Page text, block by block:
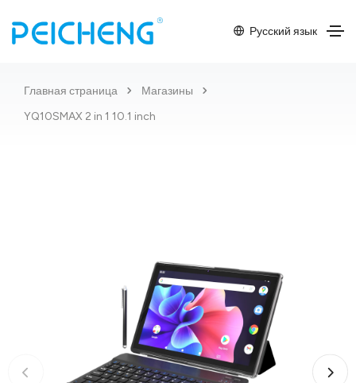
Русский язык
Главная страница
Магазины
YQ10SMAX 2 in 1 10.1 inch